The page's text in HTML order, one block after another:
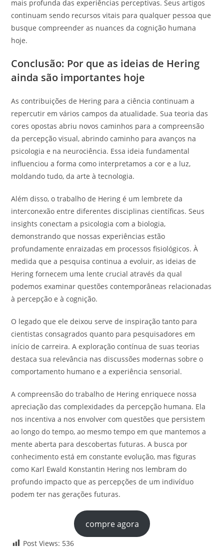
mais profunda das experiências perceptivas. Seus artigos
continuam sendo recursos vitais para qualquer pessoa que
busque compreender as nuances da cognição humana
hoje.
Conclusão: Por que as ideias de Hering
ainda são importantes hoje
As contribuições de Hering para a ciência continuam a
repercutir em vários campos da atualidade. Sua teoria das
cores opostas abriu novos caminhos para a compreensão
da percepção visual, abrindo caminho para avanços na
psicologia e na neurociência. Essa ideia fundamental
influenciou a forma como interpretamos a cor e a luz,
moldando tudo, da arte à tecnologia.
Além disso, o trabalho de Hering é um lembrete da
interconexão entre diferentes disciplinas científicas. Seus
insights conectam a psicologia com a biologia,
demonstrando que nossas experiências estão
profundamente enraizadas em processos fisiológicos. À
medida que a pesquisa continua a evoluir, as ideias de
Hering fornecem uma lente crucial através da qual
podemos examinar questões contemporâneas relacionadas
à percepção e à cognição.
O legado que ele deixou serve de inspiração tanto para
cientistas consagrados quanto para pesquisadores em
início de carreira. A exploração contínua de suas teorias
destaca sua relevância nas discussões modernas sobre o
comportamento humano e a experiência sensorial.
A compreensão do trabalho de Hering enriquece nossa
apreciação das complexidades da percepção humana. Ela
nos incentiva a nos envolver com questões que persistem
ao longo do tempo, ao mesmo tempo em que mantemos a
mente aberta para descobertas futuras. A busca por
conhecimento está em constante evolução, mas figuras
como Karl Ewald Konstantin Hering nos lembram do
profundo impacto que as percepções de um indivíduo
podem ter nas gerações futuras.
compre agora
Post Views: 536